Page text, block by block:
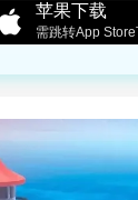
苹果下载
需跳转App